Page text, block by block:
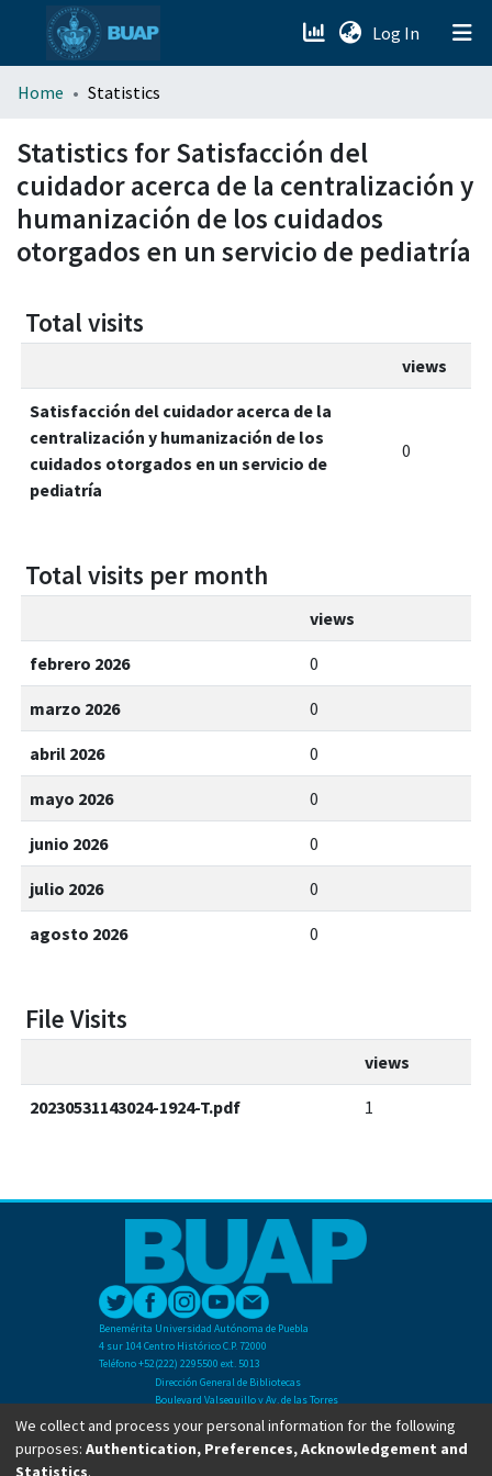
Log In (current)
menu.section.about_menu
All of DSpace
Home Statistics
Statistics for Satisfacción del
cuidador acerca de la centralización y
humanización de los cuidados
otorgados en un servicio de pediatría
Total visits
views
Satisfacción del cuidador acerca de la
centralización y humanización de los
cuidados otorgados en un servicio de
pediatría
0
Total visits per month
views
febrero 2026 0
marzo 2026 0
abril 2026 0
mayo 2026 0
junio 2026 0
julio 2026 0
agosto 2026 0
File Visits
views
20230531143024-1924-T.pdf 1
Benemérita Universidad Autónoma de Puebla
4 sur 104 Centro Histórico C.P. 72000
Teléfono +52(222) 2295500 ext. 5013
Dirección General de Bibliotecas
Boulevard Valsequillo y Av. de las Torres
Ciudad Universitaria. Col. San Manuel
C.P. 72570
Teléfono +52 (222) 2295500 Ext 2901
We collect and process your personal information for the following
purposes: Authentication, Preferences, Acknowledgement and
Statistics.